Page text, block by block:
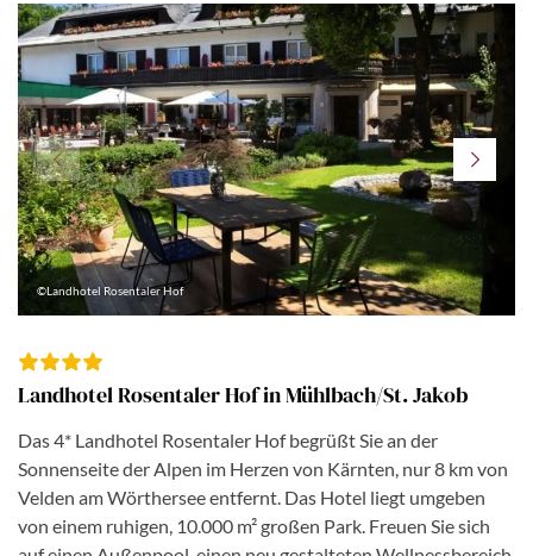
©Landhotel Rosentaler Hof
Landhotel Rosentaler Hof in Mühlbach/St. Jakob
Das 4* Landhotel Rosentaler Hof begrüßt Sie an der
Sonnenseite der Alpen im Herzen von Kärnten, nur 8 km von
Velden am Wörthersee entfernt. Das Hotel liegt umgeben
von einem ruhigen, 10.000 m² großen Park. Freuen Sie sich